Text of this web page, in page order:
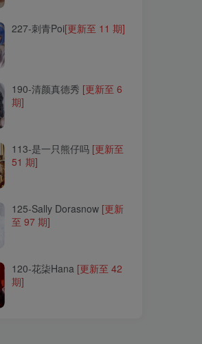
113-是一只熊仔吗
125-Sally Dorasnow
120-花柒Hana
227-刺青Poi[更新至 11 期]
190-清颜真德秀 [更新至 6
期]
113-是一只熊仔吗 [更新至
51 期]
125-Sally Dorasnow [更新
至 97 期]
120-花柒Hana [更新至 42
期]